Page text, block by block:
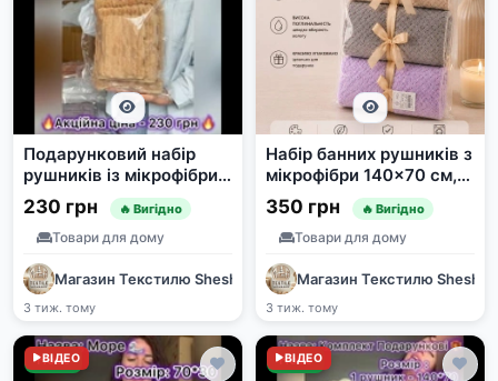
Подарунковий набір
рушників із мікрофібри
(3 шт.)
230 грн 🔥 Вигідно
Товари для дому
Магазин Текстилю SheshaShop
3 тиж. тому
Набір банних рушників з
мікрофібри 140x70 см, 3
шт.
350 грн 🔥 Вигідно
Товари для дому
Магазин Текстилю
3 тиж. тому
Нове
ВІДЕО Нове
ВІДЕО